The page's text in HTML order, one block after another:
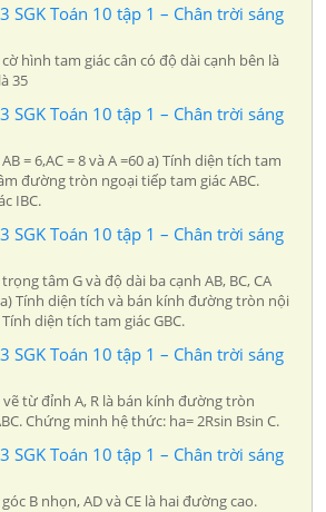
SGK Toán 10 tập 1 – Chân trời sáng
hình tam giác cân có độ dài cạnh bên là
35
SGK Toán 10 tập 1 – Chân trời sáng
= 6,AC = 8 và A =60 a) Tính diện tích tam
đường tròn ngoại tiếp tam giác ABC.
IBC.
SGK Toán 10 tập 1 – Chân trời sáng
tâm G và độ dài ba cạnh AB, BC, CA
Tính diện tích và bán kính đường tròn nội
diện tích tam giác GBC.
SGK Toán 10 tập 1 – Chân trời sáng
từ đỉnh A, R là bán kính đường tròn
Chứng minh hệ thức: ha= 2Rsin Bsin C.
SGK Toán 10 tập 1 – Chân trời sáng
B nhọn, AD và CE là hai đường cao.